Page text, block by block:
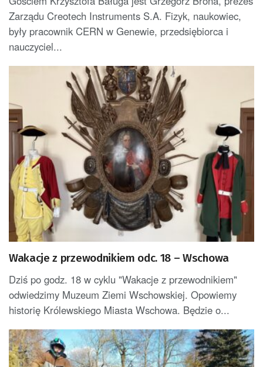
akademicki, doktor habilitowany nauk fizycznych,
koordynator Rady Sektorowej ds. Kompetencji
Przemysłu Lotniczo-Kosmicznego oraz członek
Komitetu Badań Kosmicznych i Satelitarnych
Zarządu Creotech Instruments S.A. Fizyk, naukowiec,
były pracownik CERN w Genewie, przedsiębiorca i
nauczyciel...
Wakacje z przewodnikiem odc. 18 – Wschowa
Dziś po godz. 18 w cyklu "Wakacje z przewodnikiem"
odwiedzimy Muzeum Ziemi Wschowskiej. Opowiemy
historię Królewskiego Miasta Wschowa. Będzie o...